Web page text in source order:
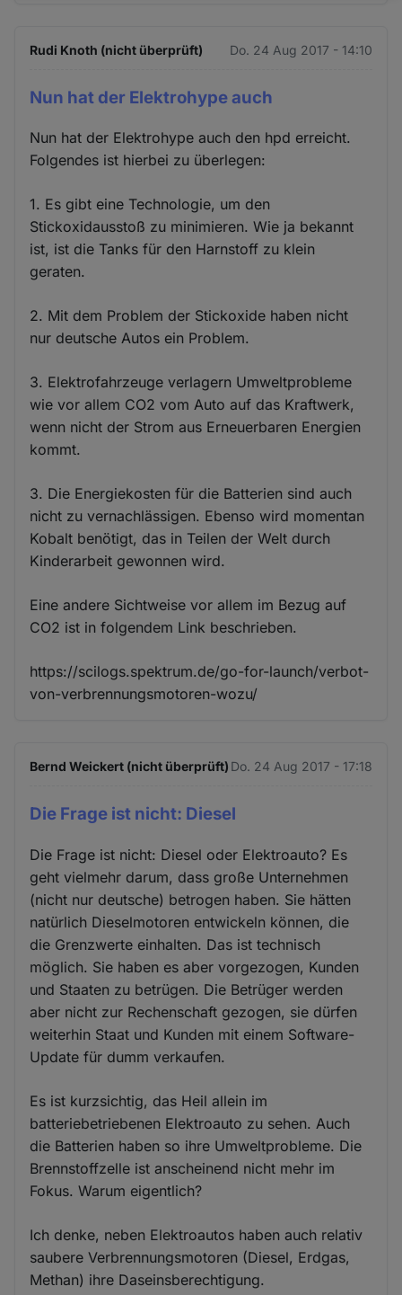
Rudi Knoth (nicht überprüft) Do. 24 Aug 2017 - 14:10
Nun hat der Elektrohype auch
Nun hat der Elektrohype auch den hpd erreicht.
Folgendes ist hierbei zu überlegen:
1. Es gibt eine Technologie, um den
Stickoxidausstoß zu minimieren. Wie ja bekannt
ist, ist die Tanks für den Harnstoff zu klein
geraten.
2. Mit dem Problem der Stickoxide haben nicht
nur deutsche Autos ein Problem.
3. Elektrofahrzeuge verlagern Umweltprobleme
wie vor allem CO2 vom Auto auf das Kraftwerk,
wenn nicht der Strom aus Erneuerbaren Energien
kommt.
3. Die Energiekosten für die Batterien sind auch
nicht zu vernachlässigen. Ebenso wird momentan
Kobalt benötigt, das in Teilen der Welt durch
Kinderarbeit gewonnen wird.
Eine andere Sichtweise vor allem im Bezug auf
CO2 ist in folgendem Link beschrieben.
https://scilogs.spektrum.de/go-for-launch/verbot-
von-verbrennungsmotoren-wozu/
Bernd Weickert (nicht überprüft) Do. 24 Aug 2017 - 17:18
Die Frage ist nicht: Diesel
Die Frage ist nicht: Diesel oder Elektroauto? Es
geht vielmehr darum, dass große Unternehmen
(nicht nur deutsche) betrogen haben. Sie hätten
natürlich Dieselmotoren entwickeln können, die
die Grenzwerte einhalten. Das ist technisch
möglich. Sie haben es aber vorgezogen, Kunden
und Staaten zu betrügen. Die Betrüger werden
aber nicht zur Rechenschaft gezogen, sie dürfen
weiterhin Staat und Kunden mit einem Software-
Update für dumm verkaufen.
Es ist kurzsichtig, das Heil allein im
batteriebetriebenen Elektroauto zu sehen. Auch
die Batterien haben so ihre Umweltprobleme. Die
Brennstoffzelle ist anscheinend nicht mehr im
Fokus. Warum eigentlich?
Ich denke, neben Elektroautos haben auch relativ
saubere Verbrennungsmotoren (Diesel, Erdgas,
Methan) ihre Daseinsberechtigung.
Cookies